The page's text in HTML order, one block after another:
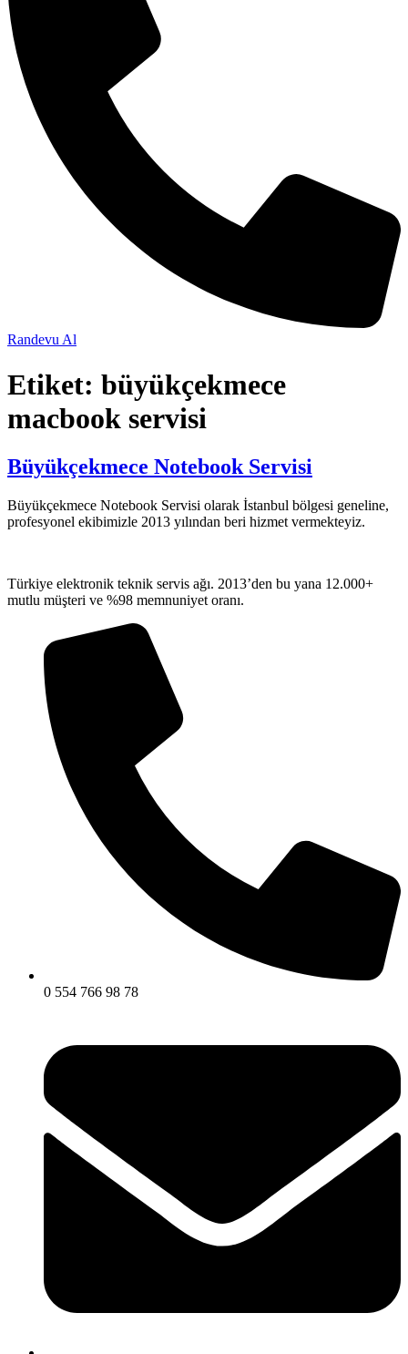
Randevu Al
Etiket: büyükçekmece
macbook servisi
Büyükçekmece Notebook Servisi
Büyükçekmece Notebook Servisi olarak İstanbul bölgesi geneline,
profesyonel ekibimizle 2013 yılından beri hizmet vermekteyiz.
Türkiye elektronik teknik servis ağı. 2013’den bu yana 12.000+
mutlu müşteri ve %98 memnuniyet oranı.
0 554 766 98 78